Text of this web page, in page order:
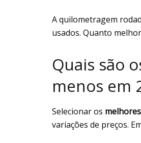
A quilometragem
usados. Quanto
Quais são
menos em
Selecionar os
variações de preços.